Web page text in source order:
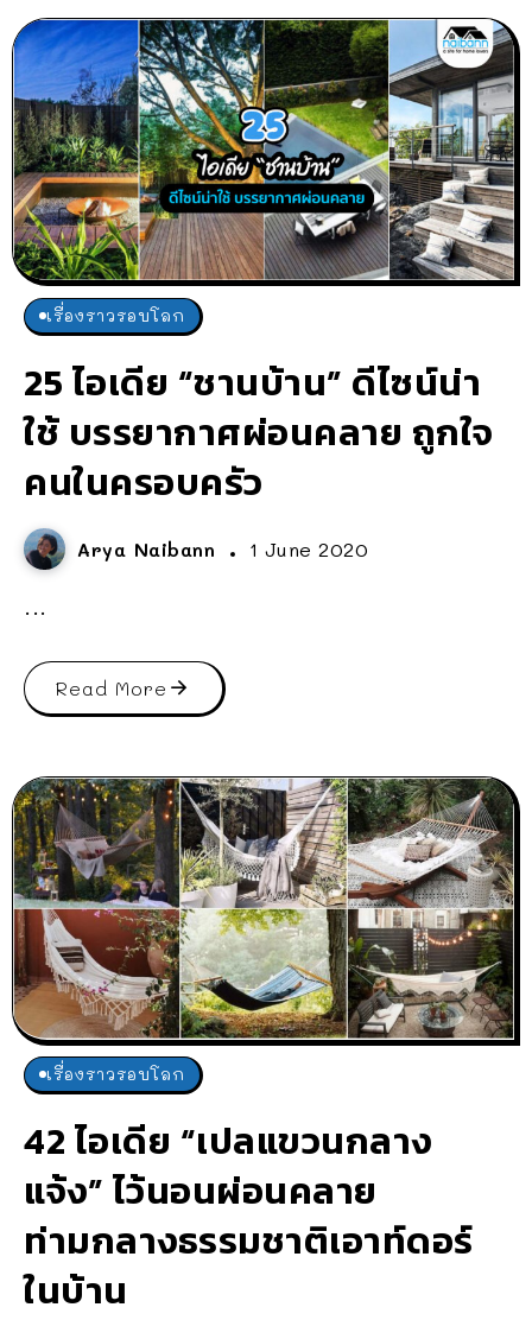
เรื่องราวรอบโลก
25 ไอเดีย “ชานบ้าน” ดีไซน์น่า
ใช้ บรรยากาศผ่อนคลาย ถูกใจ
คนในครอบครัว
Arya Naibann 1 June 2020
...
Read More
เรื่องราวรอบโลก
42 ไอเดีย “เปลแขวนกลาง
แจ้ง” ไว้นอนผ่อนคลาย
ท่ามกลางธรรมชาติเอาท์ดอร์
ในบ้าน